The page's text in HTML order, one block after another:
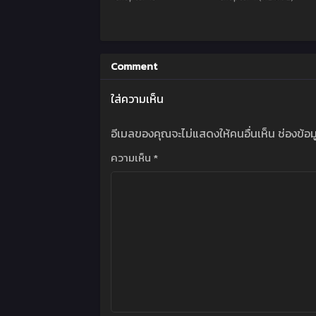
Comment
ใส่ความเห็น
อีเมลของคุณจะไม่แสดงให้คนอื่นเห็น ช่องข้อ
ความเห็น *